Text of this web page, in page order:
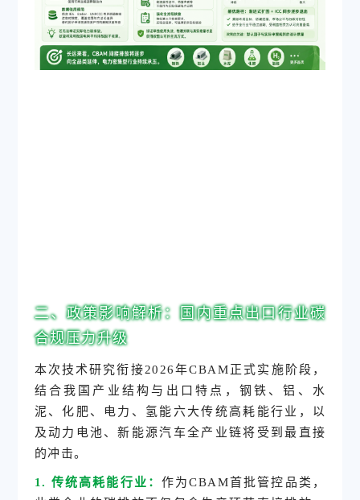
二、政策影响解析：国内重点出口行业碳
合规压力升级
本次技术研究衔接2026年CBAM正式实施阶段，
结合我国产业结构与出口特点，钢铁、铝、水
泥、化肥、电力、氢能六大传统高耗能行业，以
及动力电池、新能源汽车全产业链将受到最直接
的冲击。
1. 传统高耗能行业： 作为CBAM首批管控品类，